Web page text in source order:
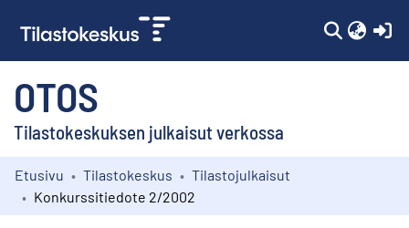
OTOS
Tilastokeskuksen julkaisut verkossa
Kokoelmat
Etusivu Tilastokeskus
Tilastojulkaisut
Konkurssitiedote 2/2002